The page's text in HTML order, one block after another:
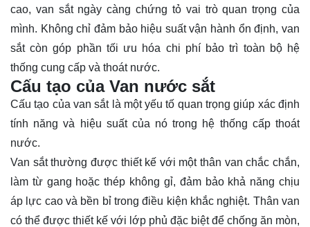
cao, van sắt ngày càng chứng tỏ vai trò quan trọng của
mình. Không chỉ đảm bảo hiệu suất vận hành ổn định, van
sắt còn góp phần tối ưu hóa chi phí bảo trì toàn bộ hệ
thống cung cấp và thoát nước.
Cấu tạo của Van nước sắt
Cấu tạo của van sắt là một yếu tố quan trọng giúp xác định
tính năng và hiệu suất của nó trong hệ thống cấp thoát
nước.
Van sắt thường được thiết kế với một thân van chắc chắn,
làm từ gang hoặc thép không gỉ, đảm bảo khả năng chịu
áp lực cao và bền bỉ trong điều kiện khắc nghiệt. Thân van
có thể được thiết kế với lớp phủ đặc biệt để chống ăn mòn,